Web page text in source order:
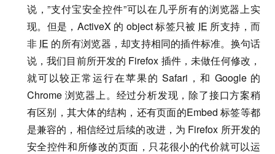
说，”支付宝安全控件”可以在几乎所有的浏览器上实
现。但是，ActiveX 的 object 标签只被 IE 所支持，而
非 IE 的所有浏览器，却支持相同的插件标准。换句话
说，我们目前所开发的 Firefox 插件，未做任何修改，
就可以较正常运行在苹果的 Safari，和 Google 的
Chrome 浏览器上。经过分析发现，除了接口方案稍
有区别，其大体的结构，还有页面的Embed 标签等都
是兼容的，相信经过后续的改进，为 Firefox 所开发的
安全控件和所修改的页面，只花很小的代价就可以运